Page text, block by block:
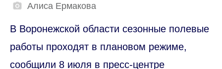
Алиса Ермакова
В Воронежской области сезонные полевые
работы проходят в плановом режиме,
сообщили 8 июля в пресс-центре